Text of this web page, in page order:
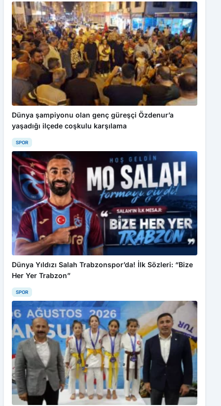
Dünya şampiyonu olan genç güreşçi Özdenur’a
yaşadığı ilçede coşkulu karşılama
SPOR
Dünya Yıldızı Salah Trabzonspor’da! İlk Sözleri: “Bize
Her Yer Trabzon”
SPOR